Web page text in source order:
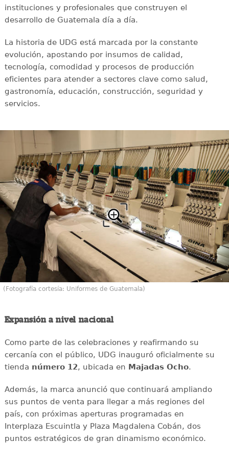
instituciones y profesionales que construyen el
desarrollo de Guatemala día a día.
La historia de UDG está marcada por la constante
evolución, apostando por insumos de calidad,
tecnología, comodidad y procesos de producción
eficientes para atender a sectores clave como salud,
gastronomía, educación, construcción, seguridad y
servicios.
(Fotografía cortesía: Uniformes de Guatemala)
Expansión a nivel nacional
Como parte de las celebraciones y reafirmando su
cercanía con el público, UDG inauguró oficialmente su
tienda número 12, ubicada en Majadas Ocho.
Además, la marca anunció que continuará ampliando
sus puntos de venta para llegar a más regiones del
país, con próximas aperturas programadas en
Interplaza Escuintla y Plaza Magdalena Cobán, dos
puntos estratégicos de gran dinamismo económico.